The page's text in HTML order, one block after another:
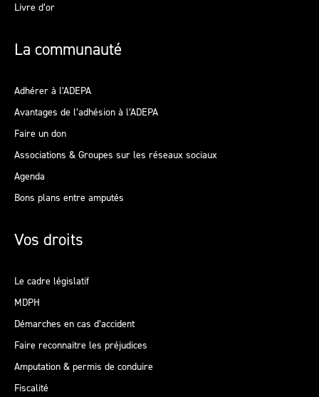
Livre d’or
La communauté
Adhérer à l’ADEPA
Avantages de l’adhésion à l’ADEPA
Faire un don
Associations & Groupes sur les réseaux sociaux
Agenda
Bons plans entre amputés
Vos droits
Le cadre législatif
MDPH
Démarches en cas d’accident
Faire reconnaitre les préjudices
Amputation & permis de conduire
Fiscalité